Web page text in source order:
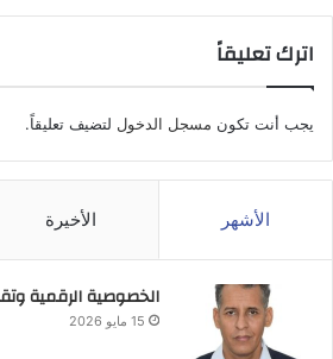
اترك تعليقاً
يجب أنت تكون مسجل الدخول لتضيف تعليقاً.
الأشهر الأخيرة
الخصوصية الرقمية
15 مايو 2026